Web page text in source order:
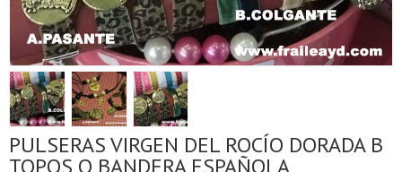
PULSERAS VIRGEN DEL ROCÍO DORADA B
TOPOS O BANDERA ESPAÑOLA